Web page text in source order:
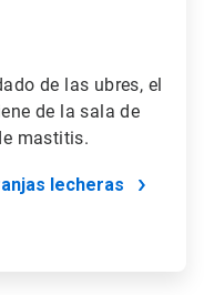
de las ubres, el
de la sala de
mastitis.
lecheras